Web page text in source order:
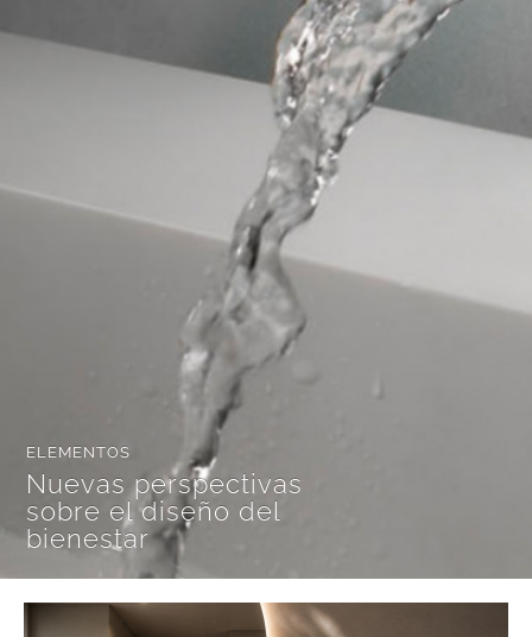
FACEBOOK
ENG FRA
ELEMENTOS
Nuevas perspectivas
sobre el diseño del
bienestar